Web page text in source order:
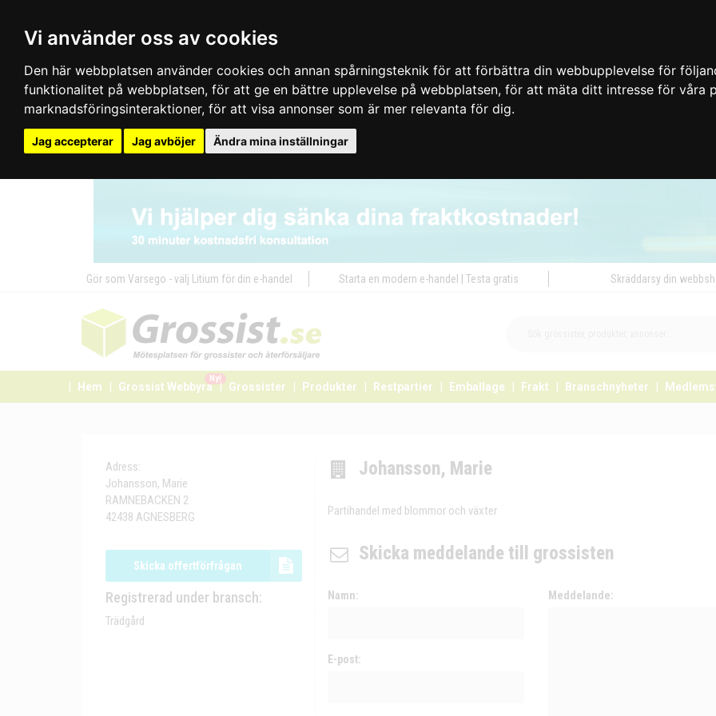
Vi använder oss av cookies
Den här webbplatsen använder cookies och annan spårningsteknik för att förbättra din webbupplevelse för
funktionalitet på webbplatsen, för att ge en bättre upplevelse på webbplatsen, för att mäta ditt intresse för våra
marknadsföringsinteraktioner, för att visa annonser som är mer relevanta för dig.
Jag accepterar Jag avböjer Ändra mina inställningar
Gör som Varsego - välj Litium för din e-handel Starta en modern e-handel | Testa gratis Skräddarsy din
Hem Grossist Webbyrå
Ny!
Grossister Produkter Restpartier Emballage Frakt Branschnyheter
Adress:
Johansson, Marie
RAMNEBACKEN 2
42438 AGNESBERG
Skicka offertförfrågan
Registrerad under bransch:
Trädgård
Johansson, Marie
Partihandel med blommor och växter
Skicka meddelande till grossisten
Namn:
E-post:
Meddelande: